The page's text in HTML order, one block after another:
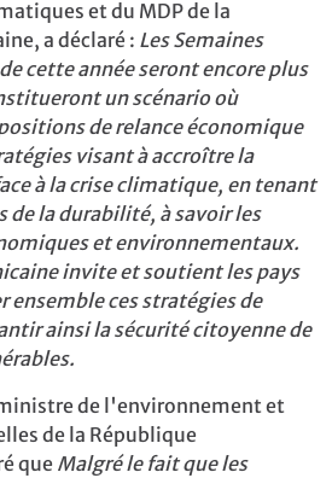
et du MDP de la
a déclaré : Les Semaines
cette année seront encore plus
un scénario où
de relance économique
visant à accroître la
à la crise climatique, en tenant
de la durabilité, à savoir les
et environnementaux.
invite et soutient les pays
ensemble ces stratégies de
ainsi la sécurité citoyenne de
de l'environnement et
de la République
que Malgré le fait que les